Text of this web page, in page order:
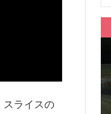
スライスの